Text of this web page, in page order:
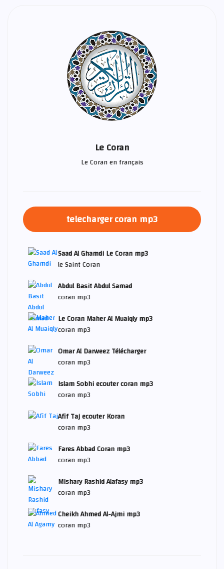
Le Coran
Le Coran en français
telecharger coran mp3
Saad Al Ghamdi Le Coran mp3
le Saint Coran
Abdul Basit Abdul Samad
coran mp3
Le Coran Maher Al Muaiqly mp3
coran mp3
Omar Al Darweez Télécharger
coran mp3
Islam Sobhi ecouter coran mp3
coran mp3
Afif Taj ecouter Koran
coran mp3
Fares Abbad Coran mp3
coran mp3
Mishary Rashid Alafasy mp3
coran mp3
Cheikh Ahmed Al-Ajmi mp3
coran mp3